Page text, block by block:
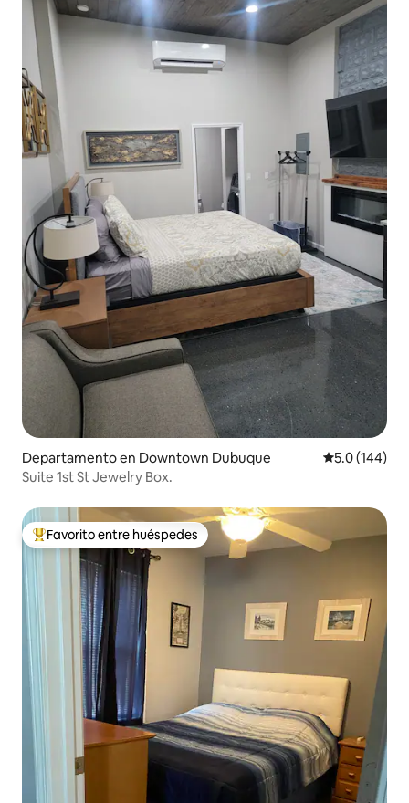
Departamento en Downtown Dubuque Calificación
5.0 (144)
Suite 1st St Jewelry Box.
De los mejores en Favorito entre huéspedes
Favorito entre huéspedes